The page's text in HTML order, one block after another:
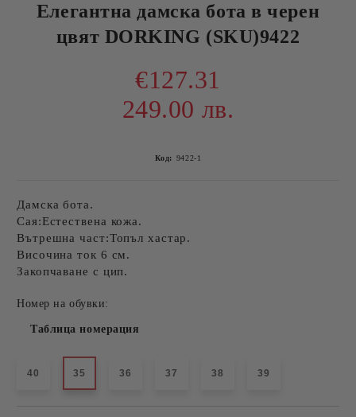
Елегантна дамска бота в черен
цвят DORKING (SKU)9422
€127.31
249.00 лв.
Код: 9422-1
Дамска бота.
Сая:Естествена кожа.
Вътрешна част:Топъл хастар.
Височина ток 6 см.
Закопчаване с цип.
Номер на обувки:
Таблица номерация
40 35 36 37 38 39